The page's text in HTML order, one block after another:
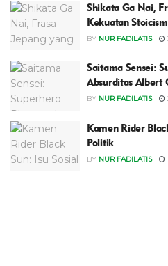
Shikata Ga Nai,
Kekuatan Stoicism
BY NUR FADILATIS
Saitama Sensei:
Absurditas Albert
BY NUR FADILATIS
Kamen Rider
Politik
BY NUR FADILATIS